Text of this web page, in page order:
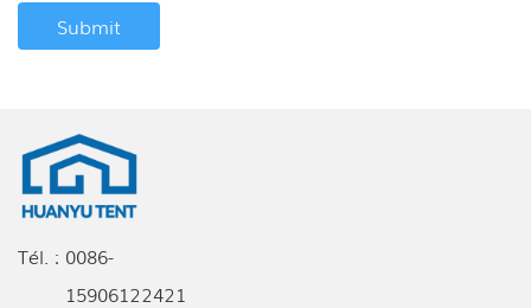
Tél. : 0086-
15906122421